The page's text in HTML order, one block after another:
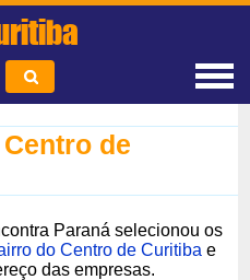
de
Paraná selecionou os
do Centro de Curitiba e
das empresas.